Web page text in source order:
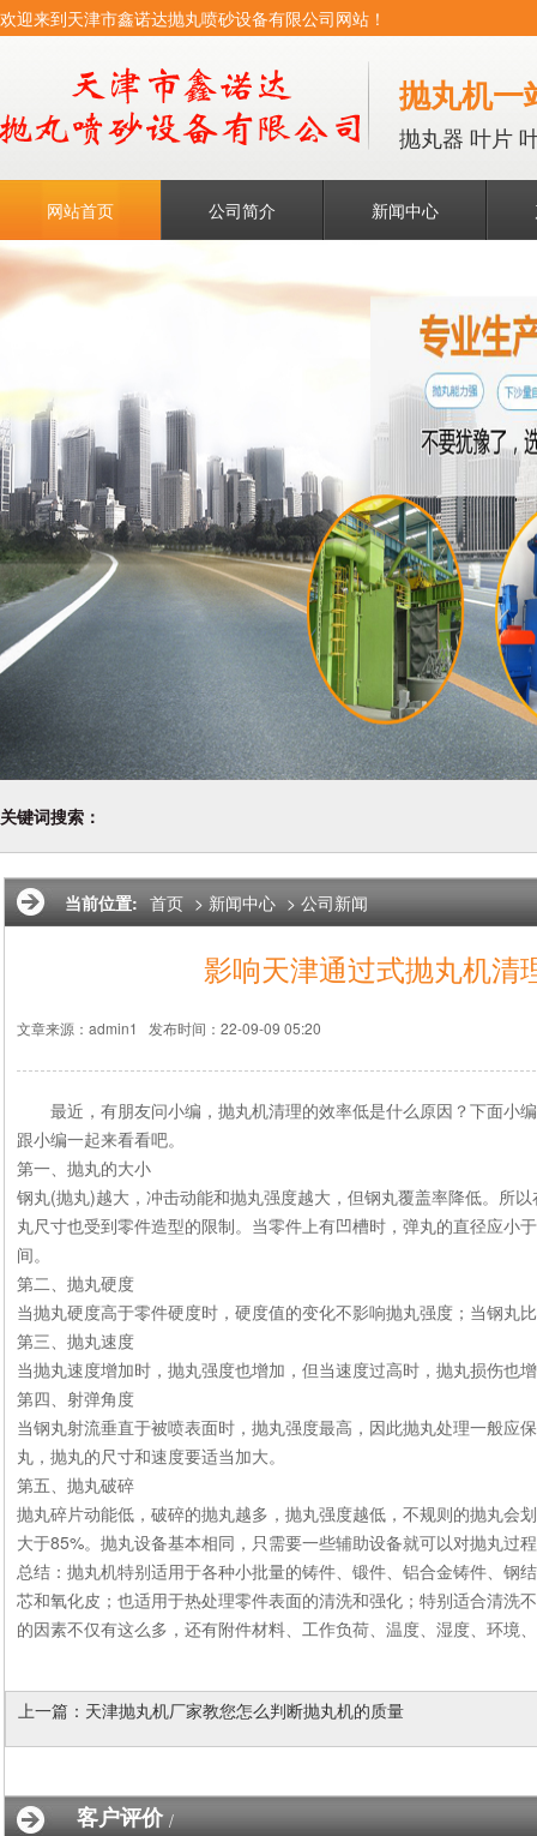
欢迎来到天津市鑫诺达抛丸喷砂设备有限公司网站！
抛丸机一
抛丸器 叶片
网站首页 公司简介 新闻中心
关键词搜索：
当前位置: 首页 >新闻中心 >公司新闻
影响天津通过式抛丸机清
文章来源：admin1 发布时间：22-09-09 05:20
最近，有朋友问小编，抛丸机清理的效率低是什么原因？下面小
跟小编一起来看看吧。
第一、抛丸的大小
钢丸(抛丸)越大，冲击动能和抛丸强度越大，但钢丸覆盖率降低。所
丸尺寸也受到零件造型的限制。当零件上有凹槽时，弹丸的直径应小
间。
第二、抛丸硬度
当抛丸硬度高于零件硬度时，硬度值的变化不影响抛丸强度；当钢丸
第三、抛丸速度
当抛丸速度增加时，抛丸强度也增加，但当速度过高时，抛丸损伤也
第四、射弹角度
当钢丸射流垂直于被喷表面时，抛丸强度最高，因此抛丸处理一般应
丸，抛丸的尺寸和速度要适当加大。
第五、抛丸破碎
抛丸碎片动能低，破碎的抛丸越多，抛丸强度越低，不规则的抛丸会
大于85%。抛丸设备基本相同，只需要一些辅助设备就可以对抛丸过
总结：抛丸机特别适用于各种小批量的铸件、锻件、铝合金铸件、钢
芯和氧化皮；也适用于热处理零件表面的清洗和强化；特别适合清洗
的因素不仅有这么多，还有附件材料、工作负荷、温度、湿度、环境
上一篇： 天津抛丸机厂家教您怎么判断抛丸机的质量
客户评价 /